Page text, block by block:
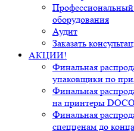
оборудования
Аудит
Заказать
АКЦИИ!
Финальная
упаковщики по
Финальная
на принтеры
Финальная
спецценам до